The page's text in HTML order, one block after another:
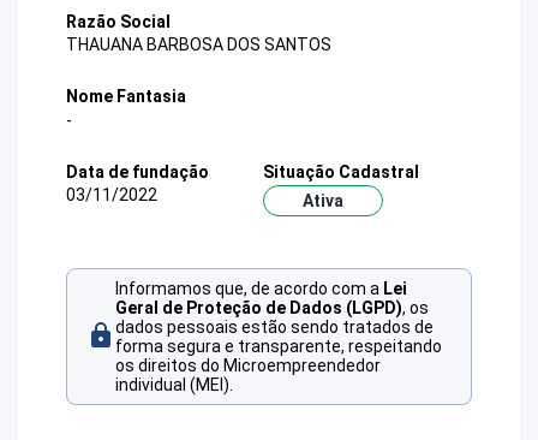
Razão Social
THAUANA BARBOSA DOS SANTOS
Nome Fantasia
-
Data de fundação
03/11/2022
Situação Cadastral
Ativa
Informamos que, de acordo com a Lei
Geral de Proteção de Dados (LGPD), os
dados pessoais estão sendo tratados de
forma segura e transparente, respeitando
os direitos do Microempreendedor
individual (MEI).